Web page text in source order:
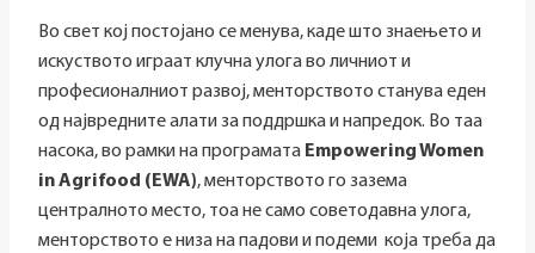
Во свет кој постојано се менува, каде што знаењето и
искуството играат клучна улога во личниот и
професионалниот развој, менторството станува еден
од највредните алати за поддршка и напредок. Во таа
насока, во рамки на програмата Empowering Women
in Agrifood ( ЕWA), менторството го зазема
централното место, тоа не само советодавна улога,
менторството е низа на падови и подеми која треба да